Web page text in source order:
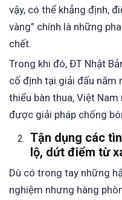
vậy, có thể khẳng định,
vàng” chính là những
chết.
Trong khi đó, ĐT Nhật
cố định tại giải đấu năm
thiểu bàn thua, Việt
được giải pháp chống
Tận dụng các
lộ, dứt điểm từ
Dù có trong tay những
nghiệm nhưng hàng